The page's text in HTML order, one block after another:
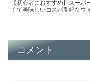
【初心者におすすめ】スーパ
くて美味しいコスパ良好なウ
コメント